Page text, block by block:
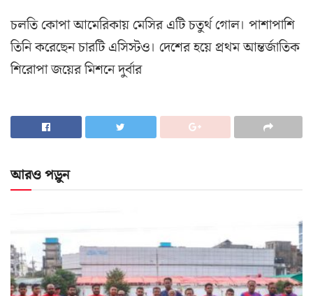
চলতি কোপা আমেরিকায় মেসির এটি চতুর্থ গোল। পাশাপাশি
তিনি করেছেন চারটি এসিস্টও। দেশের হয়ে প্রথম আন্তর্জাতিক
শিরোপা জয়ের মিশনে দুর্বার
আরও পড়ুন